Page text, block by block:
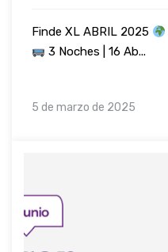
Finde XL ABRIL 2025
3 Noches | 16 Ab...
5 de marzo de 2025